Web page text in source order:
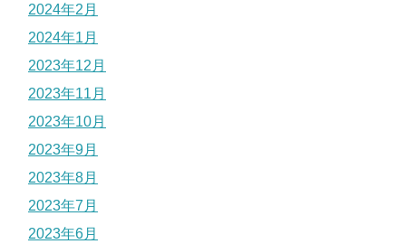
2024年2月
2024年1月
2023年12月
2023年11月
2023年10月
2023年9月
2023年8月
2023年7月
2023年6月